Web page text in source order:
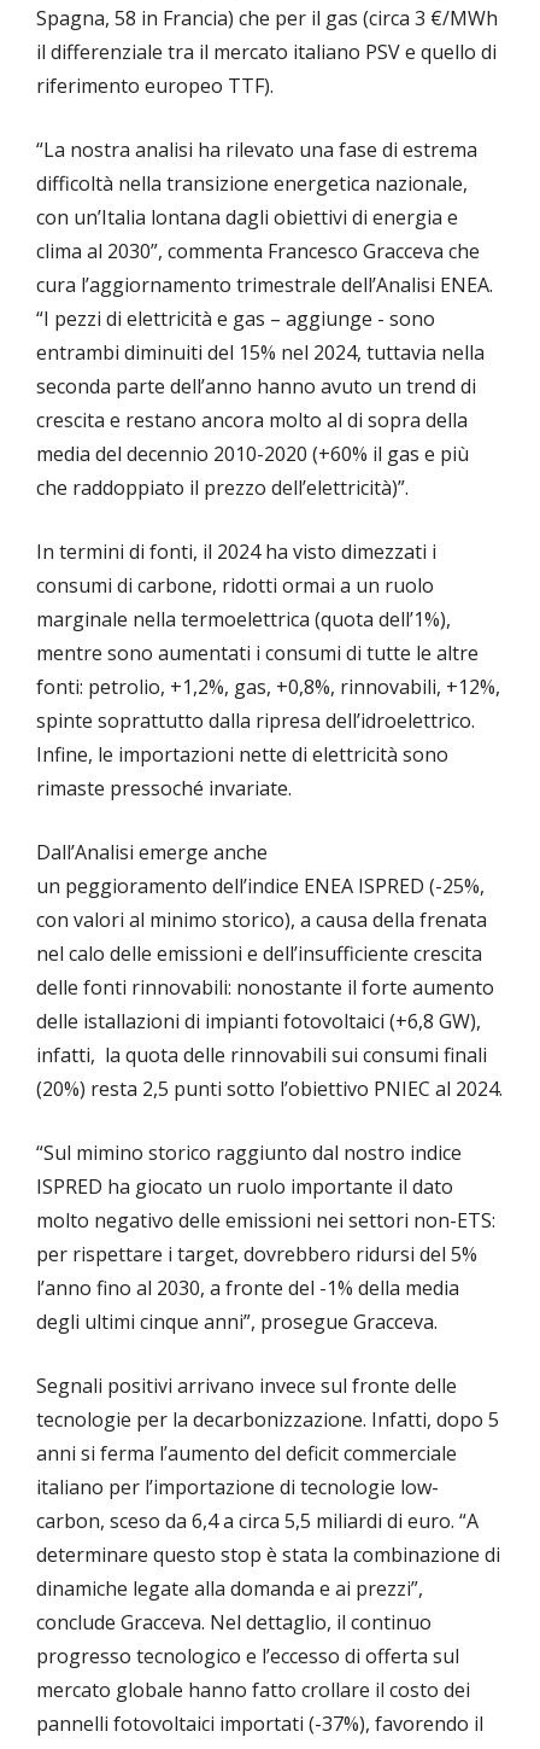
Spagna, 58 in Francia) che per il gas (circa 3 €/MWh
il differenziale tra il mercato italiano PSV e quello di
riferimento europeo TTF).
“La nostra analisi ha rilevato una fase di estrema
difficoltà nella transizione energetica nazionale,
con un’Italia lontana dagli obiettivi di energia e
clima al 2030”, commenta Francesco Gracceva che
cura l’aggiornamento trimestrale dell’Analisi ENEA.
“I pezzi di elettricità e gas – aggiunge - sono
entrambi diminuiti del 15% nel 2024, tuttavia nella
seconda parte dell’anno hanno avuto un trend di
crescita e restano ancora molto al di sopra della
media del decennio 2010-2020 (+60% il gas e più
che raddoppiato il prezzo dell’elettricità)”.
In termini di fonti, il 2024 ha visto dimezzati i
consumi di carbone, ridotti ormai a un ruolo
marginale nella termoelettrica (quota dell’1%),
mentre sono aumentati i consumi di tutte le altre
fonti: petrolio, +1,2%, gas, +0,8%, rinnovabili, +12%,
spinte soprattutto dalla ripresa dell’idroelettrico.
Infine, le importazioni nette di elettricità sono
rimaste pressoché invariate.
Dall’Analisi emerge anche
un peggioramento dell’indice ENEA ISPRED (-25%,
con valori al minimo storico), a causa della frenata
nel calo delle emissioni e dell’insufficiente crescita
delle fonti rinnovabili: nonostante il forte aumento
delle istallazioni di impianti fotovoltaici (+6,8 GW),
infatti, la quota delle rinnovabili sui consumi finali
(20%) resta 2,5 punti sotto l’obiettivo PNIEC al 2024.
“Sul mimino storico raggiunto dal nostro indice
ISPRED ha giocato un ruolo importante il dato
molto negativo delle emissioni nei settori non-ETS:
per rispettare i target, dovrebbero ridursi del 5%
l’anno fino al 2030, a fronte del -1% della media
degli ultimi cinque anni”, prosegue Gracceva.
Segnali positivi arrivano invece sul fronte delle
tecnologie per la decarbonizzazione. Infatti, dopo 5
anni si ferma l’aumento del deficit commerciale
italiano per l’importazione di tecnologie low-
carbon, sceso da 6,4 a circa 5,5 miliardi di euro. “A
determinare questo stop è stata la combinazione di
dinamiche legate alla domanda e ai prezzi”,
conclude Gracceva. Nel dettaglio, il continuo
progresso tecnologico e l’eccesso di offerta sul
mercato globale hanno fatto crollare il costo dei
pannelli fotovoltaici importati (-37%), favorendo il